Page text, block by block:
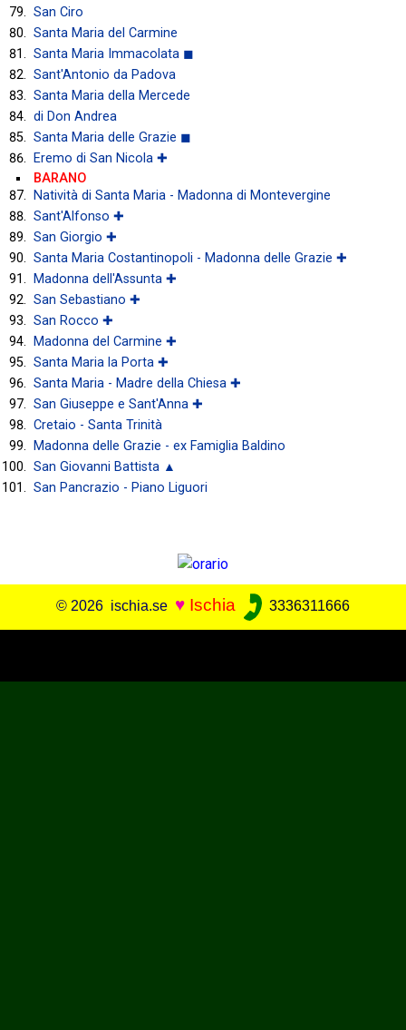
San Ciro
Santa Maria del Carmine
Santa Maria Immacolata ◼
Sant'Antonio da Padova
Santa Maria della Mercede
di Don Andrea
Santa Maria delle Grazie ◼
Eremo di San Nicola ✚
BARANO
Natività di Santa Maria - Madonna di Montevergine
Sant'Alfonso ✚
San Giorgio ✚
Santa Maria Costantinopoli - Madonna delle Grazie ✚
Madonna dell'Assunta ✚
San Sebastiano ✚
San Rocco ✚
Madonna del Carmine ✚
Santa Maria la Porta ✚
Santa Maria - Madre della Chiesa ✚
San Giuseppe e Sant'Anna ✚
Cretaio - Santa Trinità
Madonna delle Grazie - ex Famiglia Baldino
San Giovanni Battista ▲
San Pancrazio - Piano Liguori
© 2026 ischia.se ♥ Ischia 3336311666